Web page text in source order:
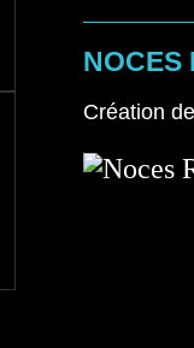
NOCES
Création